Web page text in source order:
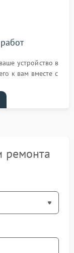
устройство в
к вам вместе с
ремонта